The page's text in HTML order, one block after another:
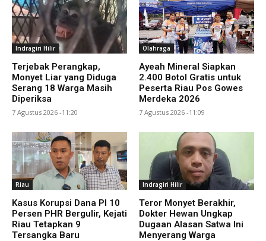
Indragiri Hilir
Terjebak Perangkap,
Monyet Liar yang Diduga
Serang 18 Warga Masih
Diperiksa
7 Agustus 2026 -11:20
Olahraga
Ayeah Mineral Siapkan
2.400 Botol Gratis untuk
Peserta Riau Pos Gowes
Merdeka 2026
7 Agustus 2026 -11:09
Riau
Kasus Korupsi Dana PI 10
Persen PHR Bergulir, Kejati
Riau Tetapkan 9
Tersangka Baru
Indragiri Hilir
Teror Monyet Berakhir,
Dokter Hewan Ungkap
Dugaan Alasan Satwa Ini
Menyerang Warga